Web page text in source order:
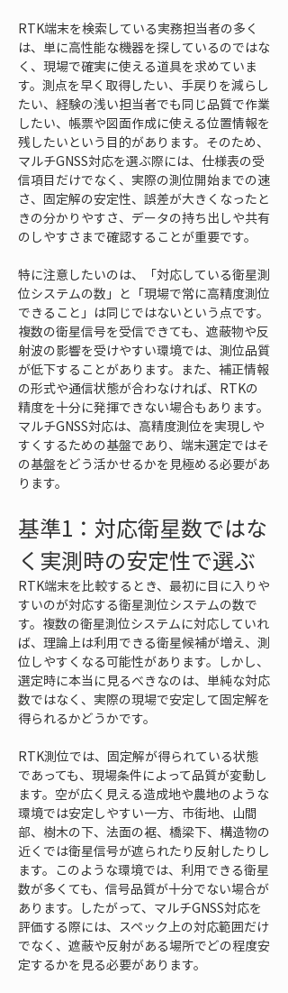
RTK端末を検索している実務担当者の多く
は、単に高性能な機器を探しているのではな
く、現場で確実に使える道具を求めていま
す。測点を早く取得したい、手戻りを減らし
たい、経験の浅い担当者でも同じ品質で作業
したい、帳票や図面作成に使える位置情報を
残したいという目的があります。そのため、
マルチGNSS対応を選ぶ際には、仕様表の受
信項目だけでなく、実際の測位開始までの速
さ、固定解の安定性、誤差が大きくなったと
きの分かりやすさ、データの持ち出しや共有
のしやすさまで確認することが重要です。
特に注意したいのは、「対応している衛星測
位システムの数」と「現場で常に高精度測位
できること」は同じではないという点です。
複数の衛星信号を受信できても、遮蔽物や反
射波の影響を受けやすい環境では、測位品質
が低下することがあります。また、補正情報
の形式や通信状態が合わなければ、RTKの
精度を十分に発揮できない場合もあります。
マルチGNSS対応は、高精度測位を実現しや
すくするための基盤であり、端末選定ではそ
の基盤をどう活かせるかを見極める必要があ
ります。
基準1：対応衛星数ではな
く実測時の安定性で選ぶ
RTK端末を比較するとき、最初に目に入りや
すいのが対応する衛星測位システムの数で
す。複数の衛星測位システムに対応していれ
ば、理論上は利用できる衛星候補が増え、測
位しやすくなる可能性があります。しかし、
選定時に本当に見るべきなのは、単純な対応
数ではなく、実際の現場で安定して固定解を
得られるかどうかです。
RTK測位では、固定解が得られている状態
であっても、現場条件によって品質が変動し
ます。空が広く見える造成地や農地のような
環境では安定しやすい一方、市街地、山間
部、樹木の下、法面の裾、橋梁下、構造物の
近くでは衛星信号が遮られたり反射したりし
ます。このような環境では、利用できる衛星
数が多くても、信号品質が十分でない場合が
あります。したがって、マルチGNSS対応を
評価する際には、スペック上の対応範囲だけ
でなく、遮蔽や反射がある場所でどの程度安
定するかを見る必要があります。